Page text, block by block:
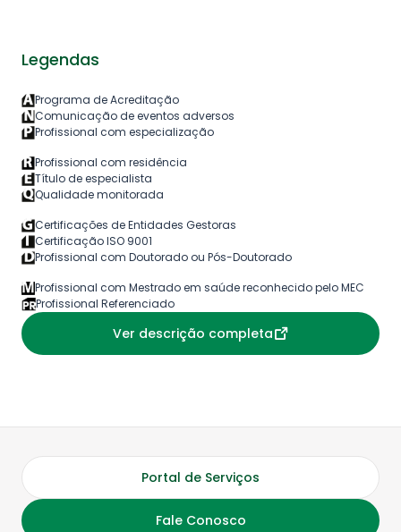
Legendas
Programa de Acreditação
Comunicação de eventos adversos
Profissional com especialização
Profissional com residência
Título de especialista
Qualidade monitorada
Certificações de Entidades Gestoras
Certificação ISO 9001
Profissional com Doutorado ou Pós-Doutorado
Profissional com Mestrado em saúde reconhecido pelo MEC
Profissional Referenciado
Ver descrição completa
Portal de Serviços
Fale Conosco